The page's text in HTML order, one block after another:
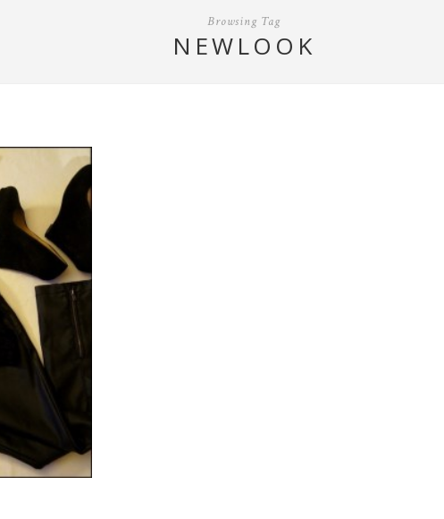
Browsing Tag
NEWLOOK